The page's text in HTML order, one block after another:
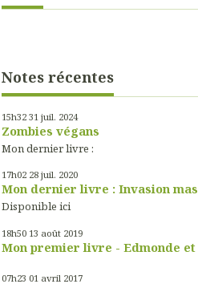
Notes récentes
15h32 31 juil. 2024
Zombies végans
Mon dernier livre :
17h02 28 juil. 2020
Mon dernier livre : Invasion
Disponible ici
18h50 13 août 2019
Mon premier livre - Edmonde
07h23 01 avril 2017